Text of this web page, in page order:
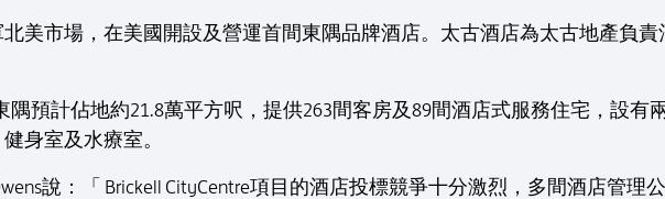
美市場，在美國開設及營運首間東隅品牌酒店。太古酒店為太古地產負責
隅預計佔地約21.8萬平方呎，提供263間客房及89間酒店式服務住宅，設有
身室及水療室。
說：「 Brickell CityCentre項目的酒店投標競爭十分激烈，多間酒店管理